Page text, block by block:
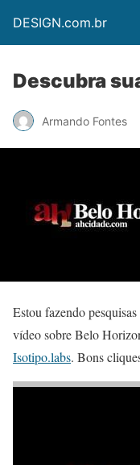
DESIGN.com.br
Descubra
Armando Fontes
Estou fazendo pesquisas
vídeo sobre Belo
Isotipo.labs. Bons